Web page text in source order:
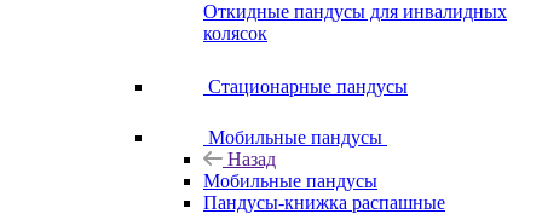
Откидные пандусы для инвалидных
колясок
Стационарные пандусы
Мобильные пандусы
Назад
Мобильные пандусы
Пандусы-книжка распашные